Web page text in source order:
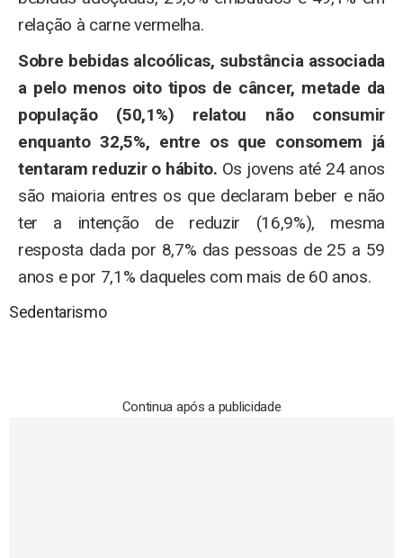
relação à carne vermelha.
Sobre bebidas alcoólicas, substância associada
a pelo menos oito tipos de câncer, metade da
população (50,1%) relatou não consumir
enquanto 32,5%, entre os que consomem já
tentaram reduzir o hábito. Os jovens até 24 anos
são maioria entres os que declaram beber e não
ter a intenção de reduzir (16,9%), mesma
resposta dada por 8,7% das pessoas de 25 a 59
anos e por 7,1% daqueles com mais de 60 anos.
Sedentarismo
Continua após a publicidade